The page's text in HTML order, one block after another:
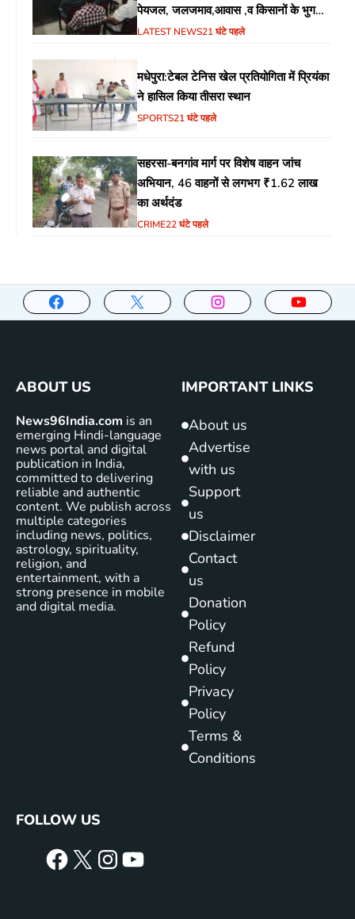
पेयजल, जलजमाव,आवास ,व किसानों के भुगतान
का उठा मुद्दा
LATEST NEWS21 घंटे पहले
मधेपुरा:टेबल टेनिस खेल प्रतियोगिता में प्रियंका
ने हासिल किया तीसरा स्थान
SPORTS21 घंटे पहले
सहरसा-बनगांव मार्ग पर विशेष वाहन जांच
अभियान, 46 वाहनों से लगभग ₹1.62 लाख
का अर्थदंड
CRIME22 घंटे पहले
ABOUT US
News96India.com is an
emerging Hindi-language
news portal and digital
publication in India,
committed to delivering
reliable and authentic
content. We publish across
multiple categories
including news, politics,
astrology, spirituality,
religion, and
entertainment, with a
strong presence in mobile
and digital media.
IMPORTANT LINKS
About us
Advertise
with us
Support
us
Disclaimer
Contact
us
Donation
Policy
Refund
Policy
Privacy
Policy
Terms &
Conditions
FOLLOW US